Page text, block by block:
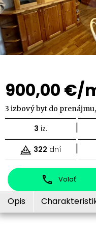
900,00 €/
3 izbový byt do
3 iz. |
322 dní |
Volať
Opis